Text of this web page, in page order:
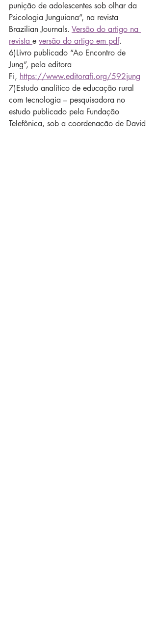
punição de adolescentes sob olhar da
Psicologia Junguiana”, na revista
Brazilian Journals. Versão do artigo na
revista e versão do artigo em pdf.
6)Livro publicado “Ao Encontro de
Jung”, pela editora
Fi, https://www.editorafi.org/592jung
7)Estudo analítico de educação rural
com tecnologia – pesquisadora no
estudo publicado pela Fundação
Telefônica, sob a coordenação de David